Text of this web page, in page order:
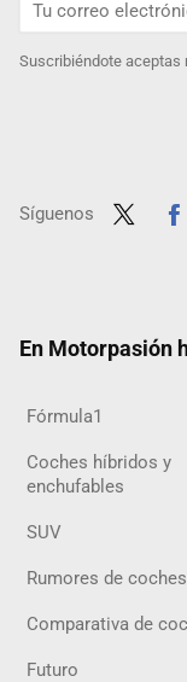
Suscribiéndote aceptas
Síguenos
En Motorpasión
Fórmula1
Coches híbridos y
enchufables
SUV
Rumores de coches
Comparativa de
Futuro